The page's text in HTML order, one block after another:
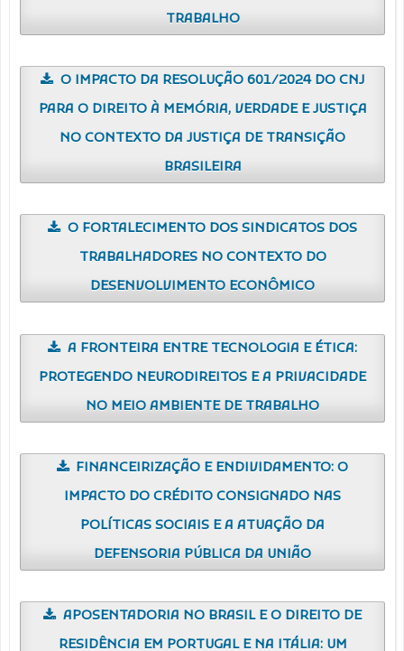
TRABALHO
O IMPACTO DA RESOLUÇÃO 601/2024 DO CNJ
PARA O DIREITO À MEMÓRIA, VERDADE E JUSTIÇA
NO CONTEXTO DA JUSTIÇA DE TRANSIÇÃO
BRASILEIRA
O FORTALECIMENTO DOS SINDICATOS DOS
TRABALHADORES NO CONTEXTO DO
DESENVOLVIMENTO ECONÔMICO
A FRONTEIRA ENTRE TECNOLOGIA E ÉTICA:
PROTEGENDO NEURODIREITOS E A PRIVACIDADE
NO MEIO AMBIENTE DE TRABALHO
FINANCEIRIZAÇÃO E ENDIVIDAMENTO: O
IMPACTO DO CRÉDITO CONSIGNADO NAS
POLÍTICAS SOCIAIS E A ATUAÇÃO DA
DEFENSORIA PÚBLICA DA UNIÃO
APOSENTADORIA NO BRASIL E O DIREITO DE
RESIDÊNCIA EM PORTUGAL E NA ITÁLIA: UM